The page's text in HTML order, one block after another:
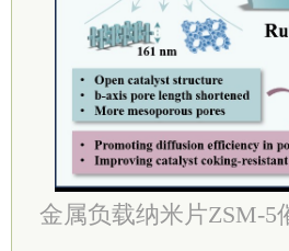
金属负载纳米片ZSM-